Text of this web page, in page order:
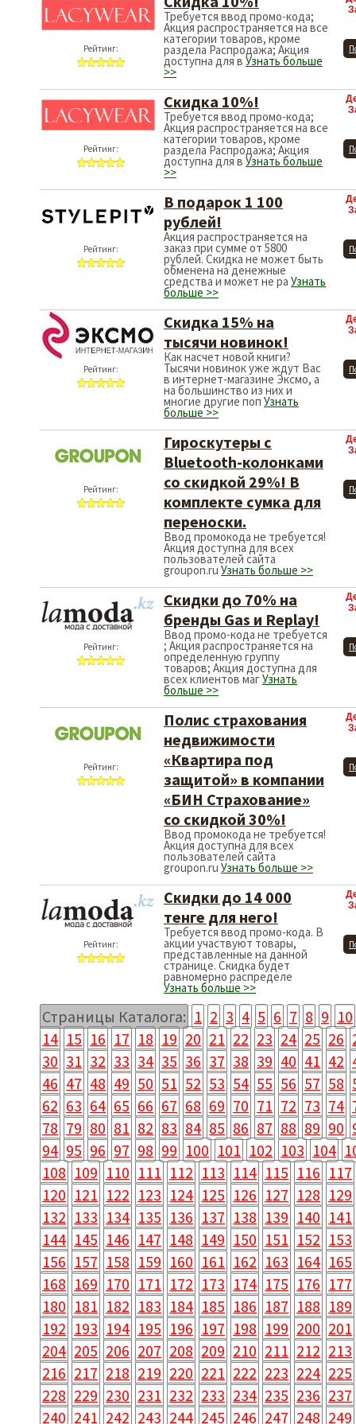
Рейтинг:
Требуется ввод промо-кода;
Акция распространяется на все
категории товаров, кроме
раздела Распродажа; Акция
доступна для в Узнать больше
>>
Рейтинг:
Скидка 10%!
Требуется ввод промо-кода;
Акция распространяется на все
категории товаров, кроме
раздела Распродажа; Акция
доступна для в Узнать больше
>>
Рейтинг:
В подарок 1 100
рублей!
Акция распространяется на
заказ при сумме от 5800
рублей. Скидка не может быть
обменена на денежные
средства и может не ра Узнать
больше >>
Рейтинг:
Скидка 15% на
тысячи новинок!
Как насчет новой книги?
Тысячи новинок уже ждут Вас
в интернет-магазине Эксмо, а
на большинство из них и
многие другие поп Узнать
больше >>
Рейтинг:
Гироскутеры с
Bluetooth-колонками
со скидкой 29%! В
комплекте сумка для
переноски.
Ввод промокода не требуется!
Акция доступна для всех
пользователей сайта
groupon.ru Узнать больше >>
Рейтинг:
Скидки до 70% на
бренды Gas и Replay!
Ввод промо-кода не требуется
; Акция распространяется на
определенную группу
товаров; Акция доступна для
всех клиентов магУзнать
больше >>
Рейтинг:
Полис страхования
недвижимости
«Квартира под
защитой» в компании
«БИН Страхование»
со скидкой 30%!
Ввод промокода не требуется!
Акция доступна для всех
пользователей сайта
groupon.ru Узнать больше >>
Рейтинг:
Скидки до 14 000
тенге для него!
Требуется ввод промо-кода. В
акции участвуют товары,
представленные на данной
странице. Скидка будет
равномерно распределе
Узнать больше >>
Страницы Каталога: 1 2 3 4 5 6 7 8 9 10
14 15 16 17 18 19 20 21 22 23 24 25 26
30 31 32 33 34 35 36 37 38 39 40 41 42
46 47 48 49 50 51 52 53 54 55 56 57 58
62 63 64 65 66 67 68 69 70 71 72 73 74
78 79 80 81 82 83 84 85 86 87 88 89 90
94 95 96 97 98 99 100 101 102 103 104
108 109 110 111 112 113 114 115 116 117
120 121 122 123 124 125 126 127 128 129
132 133 134 135 136 137 138 139 140 141
144 145 146 147 148 149 150 151 152 153
156 157 158 159 160 161 162 163 164 165
168 169 170 171 172 173 174 175 176 177
180 181 182 183 184 185 186 187 188 189
192 193 194 195 196 197 198 199 200 201
204 205 206 207 208 209 210 211 212 213
216 217 218 219 220 221 222 223 224 225
228 229 230 231 232 233 234 235 236 237
240 241 242 243 244 245 246 247 248 249